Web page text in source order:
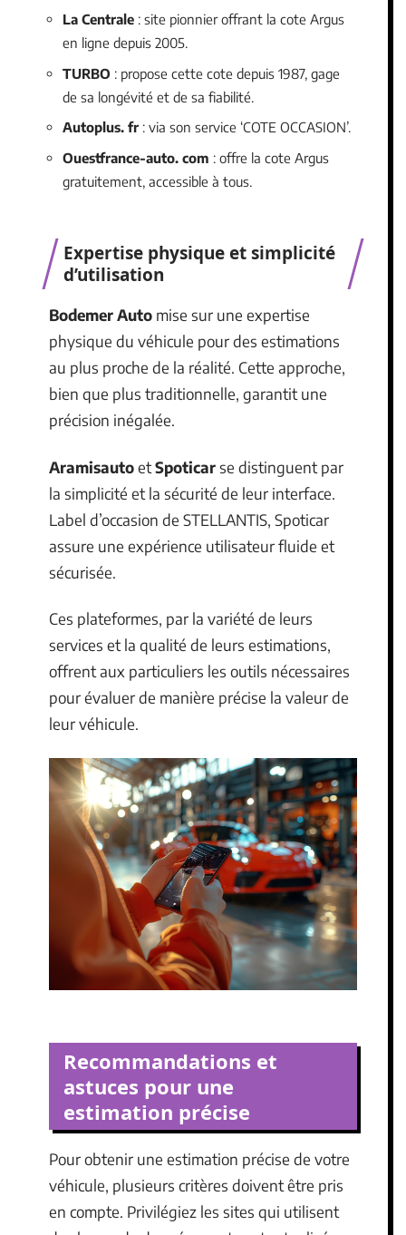
La Centrale : site pionnier offrant la cote Argus
en ligne depuis 2005.
TURBO : propose cette cote depuis 1987, gage
de sa longévité et de sa fiabilité.
Autoplus. fr : via son service ‘COTE OCCASION’.
Ouestfrance-auto. com : offre la cote Argus
gratuitement, accessible à tous.
Expertise physique et simplicité
d’utilisation
Bodemer Auto mise sur une expertise
physique du véhicule pour des estimations
au plus proche de la réalité. Cette approche,
bien que plus traditionnelle, garantit une
précision inégalée.
AramisautoetSpoticarse distinguent par
la simplicité et la sécurité de leur interface.
Label d’occasion de STELLANTIS, Spoticar
assure une expérience utilisateur fluide et
sécurisée.
Ces plateformes, par la variété de leurs
services et la qualité de leurs estimations,
offrent aux particuliers les outils nécessaires
pour évaluer de manière précise la valeur de
leur véhicule.
Recommandations et
astuces pour une
estimation précise
Pour obtenir une estimation précise de votre
véhicule, plusieurs critères doivent être pris
en compte. Privilégiez les sites qui utilisent